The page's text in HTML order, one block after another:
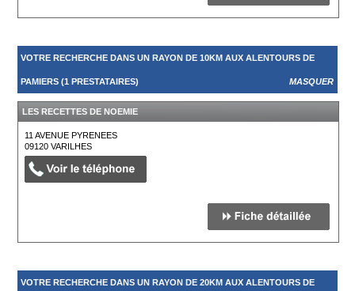
VOTRE RECHERCHE DANS UN RAYON DE 10KM AUX ALENTOURS DE
PAMIERS (1 PRESTATAIRES) MASQUER
LES RECETTES DE NOEMIE
11 AVENUE PYRENEES
09120VARILHES
VOTRE RECHERCHE DANS UN RAYON DE 20KM AUX ALENTOURS DE